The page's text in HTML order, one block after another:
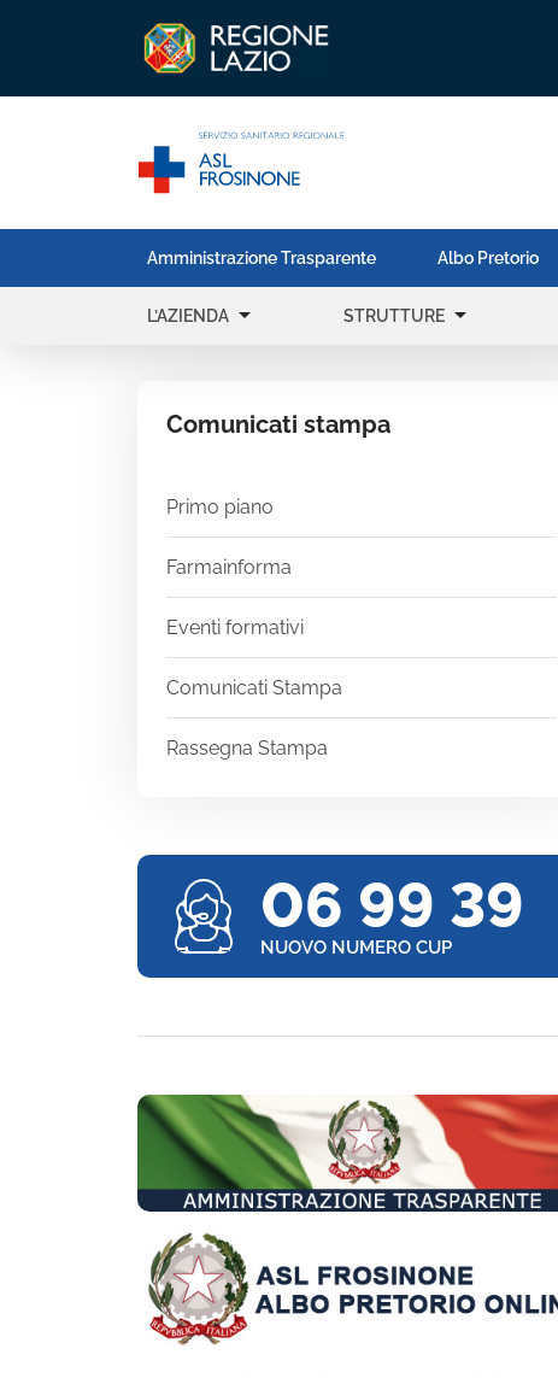
Amministrazione Trasparente Albo Pretorio
L’AZIENDA arrow_drop_down STRUTTURE arrow_drop_down
Comunicati stampa
Primo piano
Farmainforma
Eventi formativi
Comunicati Stampa
Rassegna Stampa
06 99 39
NUOVO NUMERO CUP